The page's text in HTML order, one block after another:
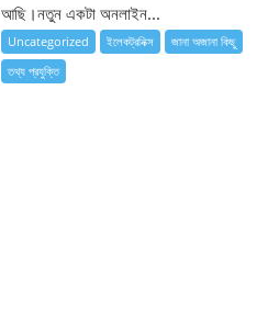
আছি।নতুন একটা অনলাইন...
Uncategorized ইলেকট্রনিক্স
জানা অজানা কিছু
তথ্য প্রযুক্তি